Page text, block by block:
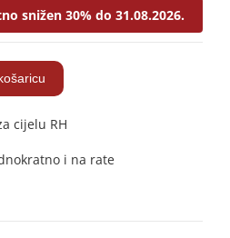
snižen 30% do 31.08.2026.
cijelu RH
i na rate